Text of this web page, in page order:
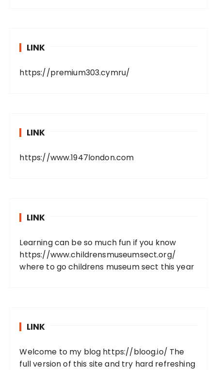
LINK
https://premium303.cymru/
LINK
https://www.1947london.com
LINK
Learning can be so much fun if you know
https://www.childrensmuseumsect.org/
where to go childrens museum sect this year
LINK
Welcome to my blog https://bloog.io/ The
full version of this site and try hard refreshing